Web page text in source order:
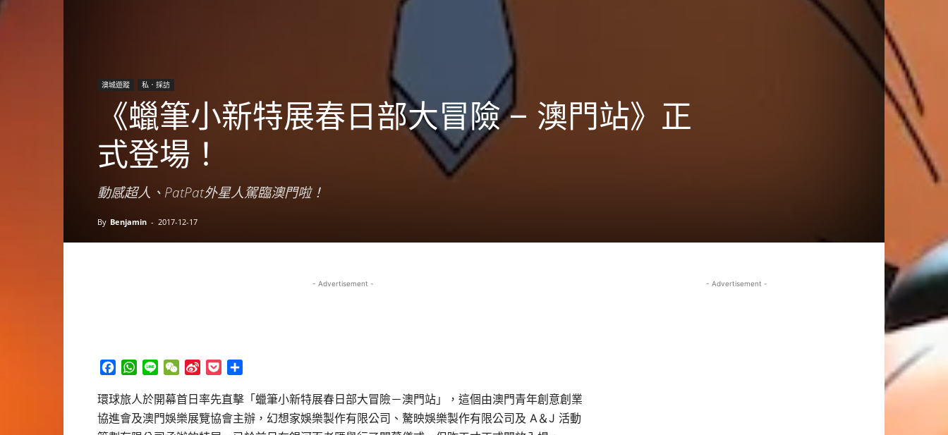
澳城遊蹤 私．採訪
《蠟筆小新特展春日部大冒險 – 澳門站》正
式登場！
動感超人、PatPat外星人駕臨澳門啦！
By Benjamin - 2017-12-17
- Advertisement -
Facebook
WhatsApp
Line WeChat
Sina
Pocket
環球旅人於開幕首日率先直擊「蠟筆小新特展春日部大冒險－澳門站」，這個由澳門青年創意創業
協進會及澳門娛樂展覽協會主辦，幻想家娛樂製作有限公司、驁映娛樂製作有限公司及 A＆J 活動
- Advertisement -